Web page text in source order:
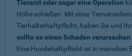
Tierarzt oder sogar eine Operation
Höhe schießen. Mit einer
Tierhalterhaftpflicht, haben Sie und
sollte es einen Schaden
Eine Hundehaftpflicht ist in manchen